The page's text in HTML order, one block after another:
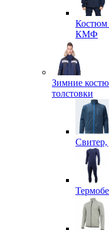
Костюм
КМФ
Зимние
толстовки